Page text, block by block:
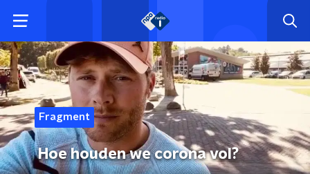
Fragment
Hoe houden we corona vol?